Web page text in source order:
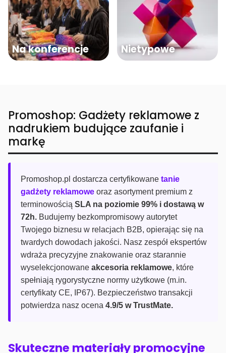
Na konferencje Nietypowe
Promoshop: Gadżety reklamowe z
nadrukiem budujące zaufanie i
markę
Promoshop.pl dostarcza certyfikowane tanie
gadżety reklamowe oraz asortyment premium z
terminowością SLA na poziomie 99% i dostawą w
72h. Budujemy bezkompromisowy autorytet
Twojego biznesu w relacjach B2B, opierając się na
twardych dowodach jakości. Nasz zespół ekspertów
wdraża precyzyjne znakowanie oraz starannie
wyselekcjonowane akcesoria reklamowe, które
spełniają rygorystyczne normy użytkowe (m.in.
certyfikaty CE, IP67). Bezpieczeństwo transakcji
potwierdza nasz ocena 4.9/5 w TrustMate.
Skuteczne materiały promocyjne